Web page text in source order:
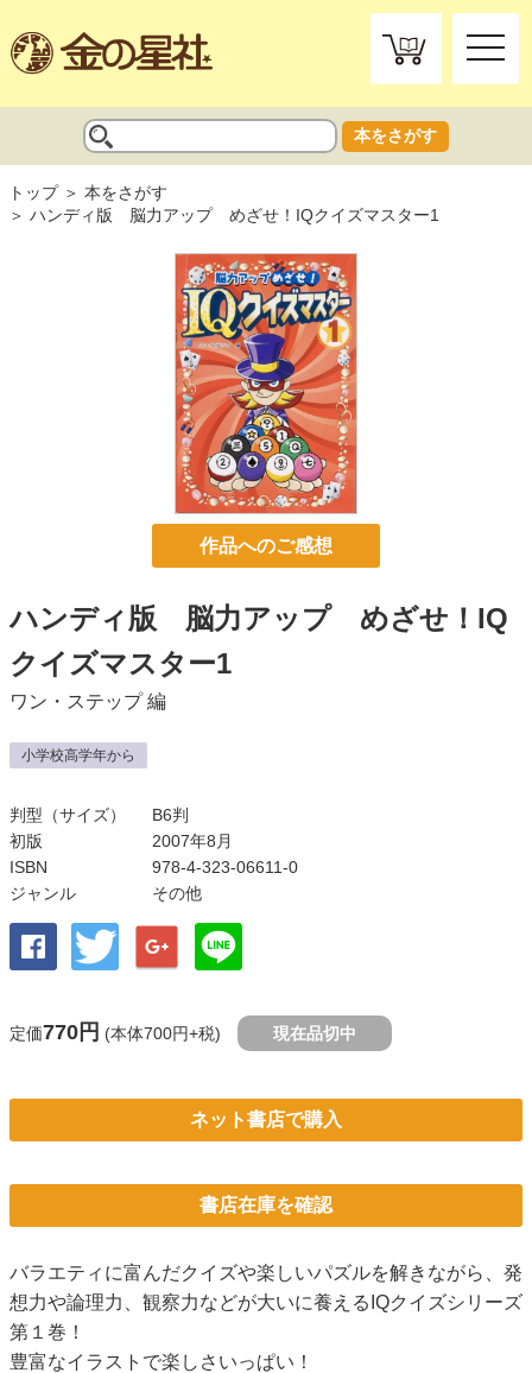
toggle
本をさがす
トップ
本をさがす
ハンディ版 脳力アップ めざせ！IQクイズマスター1
作品へのご感想
ハンディ版 脳力アップ めざせ！IQ
クイズマスター1
ワン・ステップ編
小学校高学年から
判型（サイズ）
B6判
初版
2007年8月
ISBN
978-4-323-06611-0
ジャンル
その他
定価770円 (本体700円+税) 現在品切中
ネット書店で購入
書店在庫を確認
バラエティに富んだクイズや楽しいパズルを解きながら、発
想力や論理力、観察力などが大いに養えるIQクイズシリーズ
第１巻！
豊富なイラストで楽しさいっぱい！